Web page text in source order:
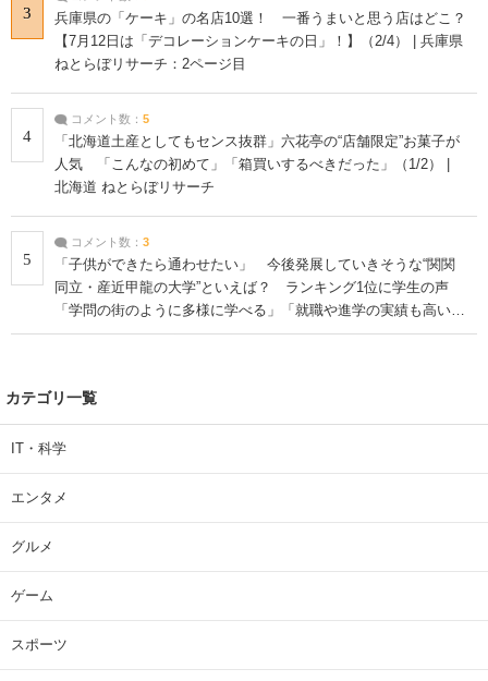
3
兵庫県の「ケーキ」の名店10選！ 一番うまいと思う店はどこ？
【7月12日は「デコレーションケーキの日」！】（2/4） | 兵庫県
ねとらぼリサーチ：2ページ目
4
コメント数： 5
「北海道土産としてもセンス抜群」六花亭の“店舗限定”お菓子が
人気 「こんなの初めて」「箱買いするべきだった」（1/2） |
北海道 ねとらぼリサーチ
5
コメント数： 3
「子供ができたら通わせたい」 今後発展していきそうな“関関
同立・産近甲龍の大学”といえば？ ランキング1位に学生の声
「学問の街のように多様に学べる」「就職や進学の実績も高い」
| 大学 ねとらぼリサーチ
カテゴリ一覧
IT・科学
エンタメ
グルメ
ゲーム
スポーツ